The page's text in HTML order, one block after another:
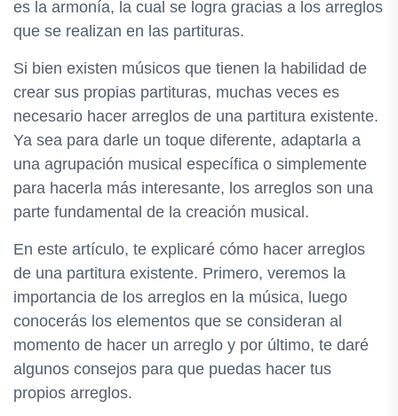
es la armonía, la cual se logra gracias a los arreglos
que se realizan en las partituras.
Si bien existen músicos que tienen la habilidad de
crear sus propias partituras, muchas veces es
necesario hacer arreglos de una partitura existente.
Ya sea para darle un toque diferente, adaptarla a
una agrupación musical específica o simplemente
para hacerla más interesante, los arreglos son una
parte fundamental de la creación musical.
En este artículo, te explicaré cómo hacer arreglos
de una partitura existente. Primero, veremos la
importancia de los arreglos en la música, luego
conocerás los elementos que se consideran al
momento de hacer un arreglo y por último, te daré
algunos consejos para que puedas hacer tus
propios arreglos.